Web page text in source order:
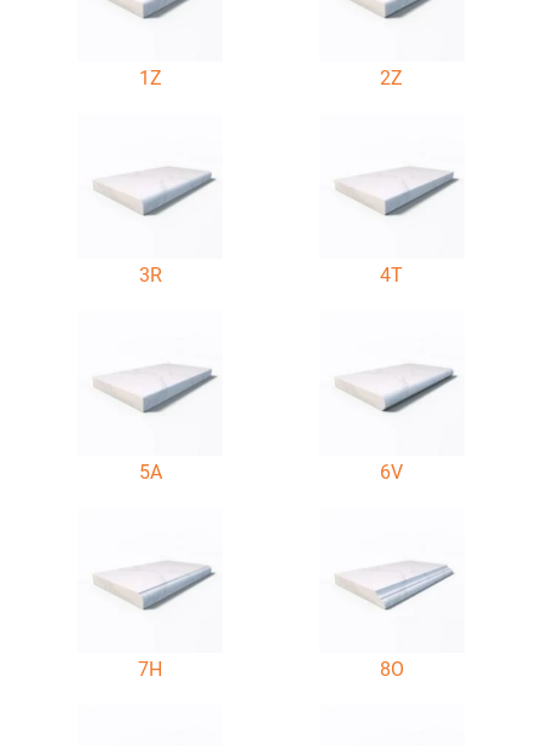
1Z 2Z
3R 4T
5A 6V
7H 8O